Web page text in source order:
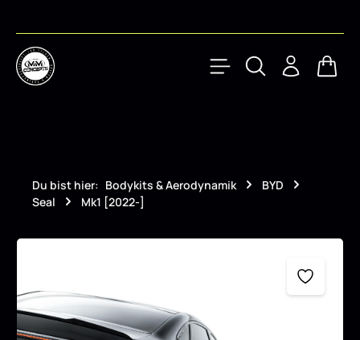
Du bist hier: Bodykits & Aerodynamik
BYD
Seal
Mk1 [2022-]
Bildergalerie überspringen